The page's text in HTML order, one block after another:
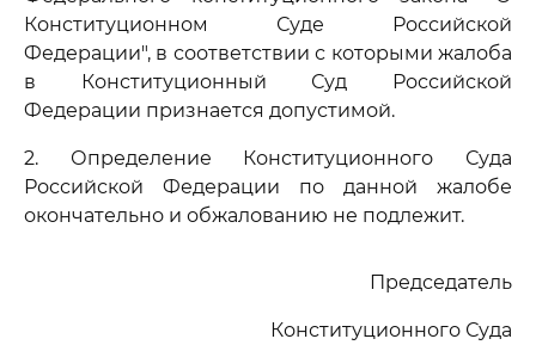
Конституционном Суде Российской
Федерации", в соответствии с которыми жалоба
в Конституционный Суд Российской
Федерации признается допустимой.
2. Определение Конституционного Суда
Российской Федерации по данной жалобе
окончательно и обжалованию не подлежит.
Председатель
Конституционного Суда